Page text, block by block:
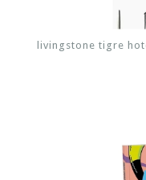
livingstone tigre